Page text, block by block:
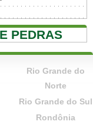
PEDRAS
Rio Grande do
Norte
Rio Grande do Sul
Rondônia